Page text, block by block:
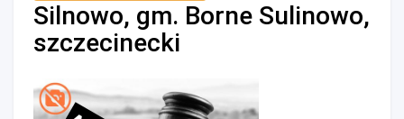
Silnowo, gm. Borne Sulinowo,
szczecinecki